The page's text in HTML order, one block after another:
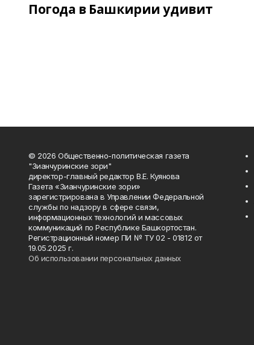
Погода в Башкирии удивит
© 2026 Общественно-политическая газета
"Зианчуринские зори"
директор-главный редактор В.Е. Куянова
Газета «Зианчуринские зори»
зарегистрирована в Управлении Федеральной
службы по надзору в сфере связи,
информационных технологий и массовых
коммуникаций по Республике Башкортостан.
Регистрационный номер ПИ № ТУ 02 - 01812 от
19.05.2025 г.
Об использовании персональных данных